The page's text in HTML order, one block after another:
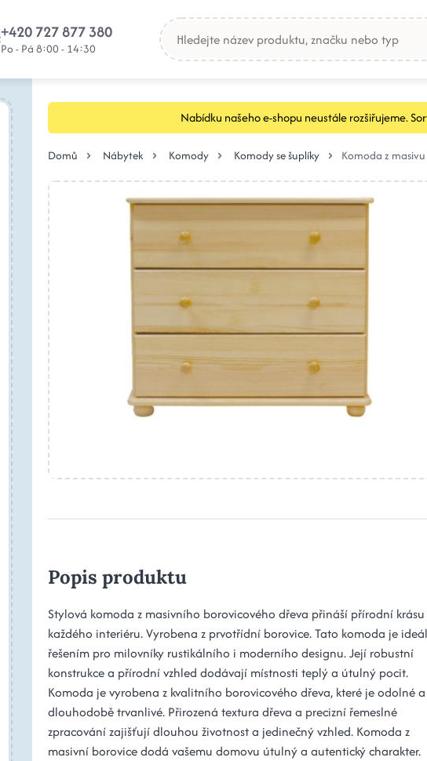
+420 727 877 380
Po - Pá 8:00 - 14:30
Nabídku našeho e-shopu neustále rozšiřujeme.
Domů Nábytek Komody Komody se šuplíky Komoda z
Popis produktu
Stylová komoda z masivního borovicového dřeva přináší přírodní
každého interiéru. Vyrobena z prvotřídní borovice. Tato komoda je
řešením pro milovníky rustikálního i moderního designu. Její robustní
konstrukce a přírodní vzhled dodávají místnosti teplý a útulný pocit.
Komoda je vyrobena z kvalitního borovicového dřeva, které je odolné a
dlouhodobě trvanlivé. Přirozená textura dřeva a precizní řemeslné
zpracování zajišťují dlouhou životnost a jedinečný vzhled. Komoda z
masivní borovice dodá vašemu domovu útulný a autentický charakter.